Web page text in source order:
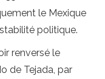
le Mexique
politique.
renversé le
de Tejada, par